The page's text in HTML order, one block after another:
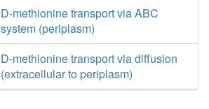
D-methionine transport via ABC
system (periplasm)
D-methionine transport via diffusion
(extracellular to periplasm)